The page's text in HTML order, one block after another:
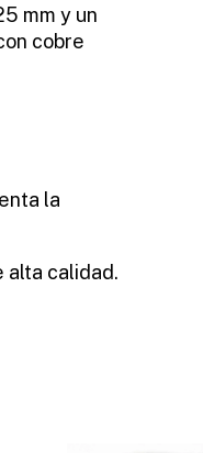
mm y un
cobre
la
alta calidad.